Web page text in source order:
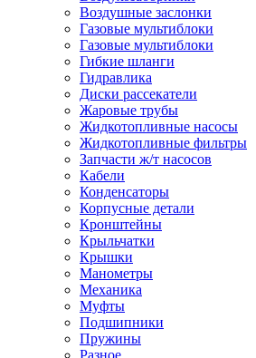
Воздушные заслонки
Газовые мультиблоки
Газовые мультиблоки
Гибкие шланги
Гидравлика
Диски рассекатели
Жаровые трубы
Жидкотопливные насосы
Жидкотопливные фильтры
Запчасти ж/т насосов
Кабели
Конденсаторы
Корпусные детали
Кронштейны
Крыльчатки
Крышки
Манометры
Механика
Муфты
Подшипники
Пружины
Разное